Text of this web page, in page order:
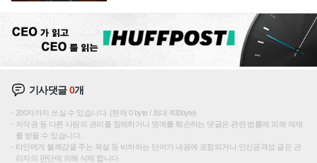
기사댓글0개
200자까지 쓰실 수 있습니다. (현재 0 byte / 최대 400byte)
저작권 등 다른 사람의 권리를 침해하거나 명예를 훼손하는 댓글은 관련 법률에 의해 제재
를 받을 수 있습니다.
타인에게 불쾌감을 주는 욕설 등 비하하는 단어가 내용에 포함되거나 인신공격성 글은 관
리자의 판단에 의해 삭제 합니다.